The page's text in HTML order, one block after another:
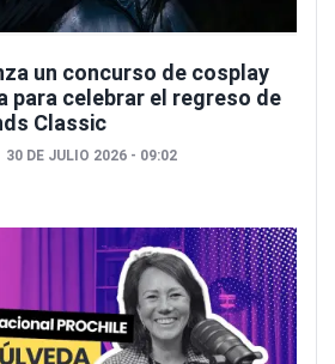
un concurso de cosplay
para celebrar el regreso de
Classic
30 DE JULIO 2026 - 09:02